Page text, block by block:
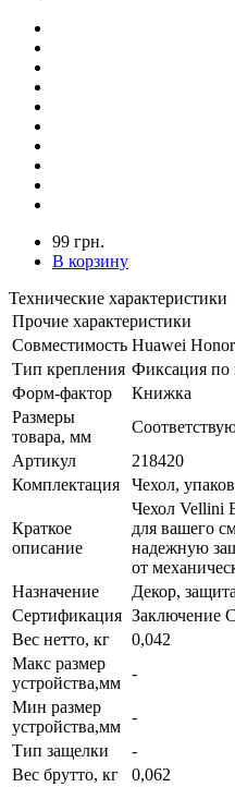
99 грн.
В корзину
Технические характеристики
Прочие характеристики
Совместимость Huawei
Тип крепления Фиксация по
Форм-фактор
Книжка
Размеры
товара, мм
Артикул
218420
Комплектация
Чехол,
Краткое
описание
Чехол Vellini
для вашего
надежную
от
Назначение
Декор,
Сертификация Заключение
Вес нетто, кг
0,042
Макс размер
устройства,мм
-
Мин размер
устройства,мм
-
Тип защелки
-
Вес брутто, кг
0,062